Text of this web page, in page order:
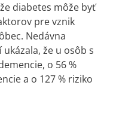
diabetes môže byť
pre vznik
Nedávna
že u osôb s
o 56 %
a o 127 % riziko